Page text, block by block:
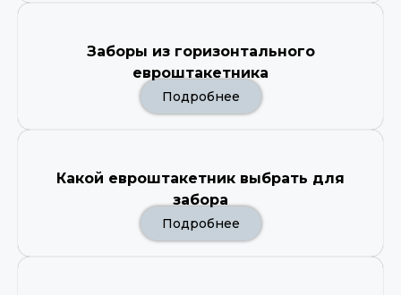
Заборы из горизонтального
евроштакетника
Подробнее
Какой евроштакетник выбрать для
забора
Подробнее